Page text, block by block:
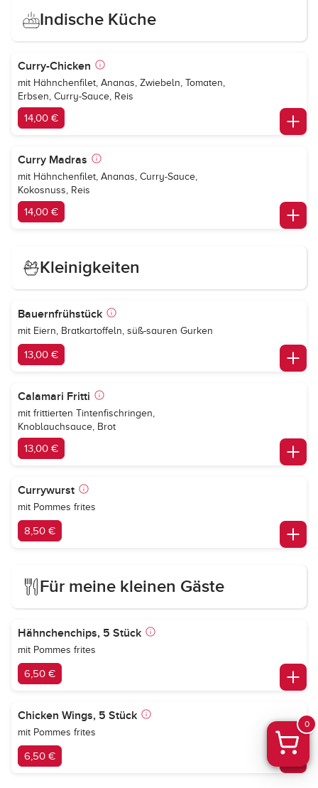
Indische Küche
Curry-Chicken
mit Hähnchenfilet, Ananas, Zwiebeln, Tomaten,
Erbsen, Curry-Sauce, Reis
14,00 €
Curry Madras
mit Hähnchenfilet, Ananas, Curry-Sauce,
Kokosnuss, Reis
14,00 €
Kleinigkeiten
Bauernfrühstück
mit Eiern, Bratkartoffeln, süß-sauren Gurken
13,00 €
Calamari Fritti
mit frittierten Tintenfischringen,
Knoblauchsauce, Brot
13,00 €
Currywurst
mit Pommes frites
8,50 €
Für meine kleinen Gäste
Hähnchenchips, 5 Stück
mit Pommes frites
6,50 €
Chicken Wings, 5 Stück
mit Pommes frites
6,50 €
0